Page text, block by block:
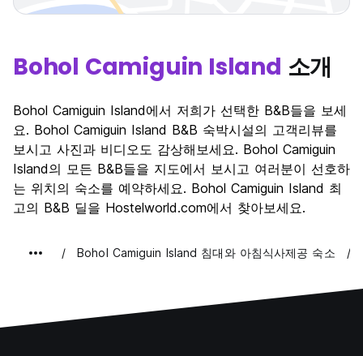
Bohol Camiguin Island 소개
Bohol Camiguin Island에서 저희가 선택한 B&B들을 보세
요. Bohol Camiguin Island B&B 숙박시설의 고객리뷰를
보시고 사진과 비디오도 감상해보세요. Bohol Camiguin
Island의 모든 B&B들을 지도에서 보시고 여러분이 선호하
는 위치의 숙소를 예약하세요. Bohol Camiguin Island 최
고의 B&B 딜을 Hostelworld.com에서 찾아보세요.
Bohol Camiguin Island 침대와 아침식사제공 숙소